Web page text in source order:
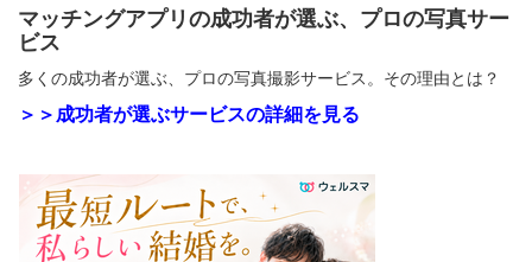
マッチングアプリの成功者が選ぶ、プロの写真サー
ビス
多くの成功者が選ぶ、プロの写真撮影サービス。その理由とは？
＞＞成功者が選ぶサービスの詳細を見る